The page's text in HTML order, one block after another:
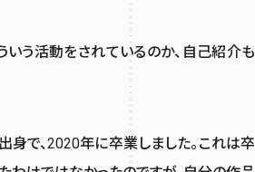
いう活動をされているのか、自己紹介も
で、2020年に卒業しました。これは卒